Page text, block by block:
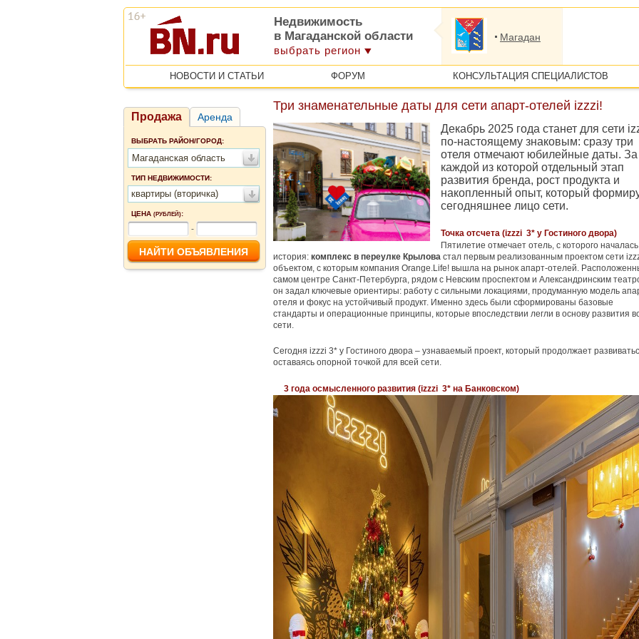
Недвижимость
в Магаданской области
выбрать регион
Магадан
НОВОСТИ И СТАТЬИ ФОРУМ КОНСУЛЬТАЦИЯ СПЕЦИАЛИСТОВ
Продажа Аренда
ВЫБРАТЬ РАЙОН/ГОРОД:
Магаданская область
ТИП НЕДВИЖИМОСТИ:
квартиры (вторичка)
ЦЕНА (РУБЛЕЙ):
-
Три знаменательные даты для сети апарт-отелей izzzi!
Декабрь 2025 года станет для сети
по-настоящему знаковым: сразу три
отеля отмечают юбилейные даты. За
каждой из которой отдельный этап
развития бренда, рост продукта и
накопленный опыт, который
сегодняшнее лицо сети.
Точка отсчета (izzzi 3* у Гостиного двора)
Пятилетие отмечает отель, с которого началась
история: комплекс в переулке Крылова стал первым реализованным проектом сети
объектом, с которым компания Orange.Life! вышла на рынок апарт-отелей.
самом центре Санкт-Петербурга, рядом с Невским проспектом и Александринским
он задал ключевые ориентиры: работу с сильными локациями, продуманную модель
отеля и фокус на устойчивый продукт. Именно здесь были сформированы базовые
стандарты и операционные принципы, которые впоследствии легли в основу развития
сети.
Сегодня izzzi 3* у Гостиного двора – узнаваемый проект, который продолжает
оставаясь опорной точкой для всей сети.
3 года осмысленного развития (izzzi 3* на Банковском)